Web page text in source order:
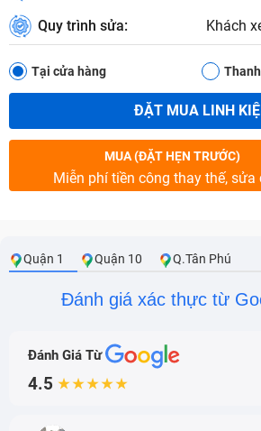
Quy trình sửa: Khách
Tại cửa hàng
ĐẶT MUA LINH
MUA (ĐẶT HẸN TRƯỚC)
Miễn phí tiền công thay thế, sửa
Quận 1 Quận 10 Q.Tân Phú
Đánh giá xác thực từ
Đánh Giá Từ
4.5 ★★★★★